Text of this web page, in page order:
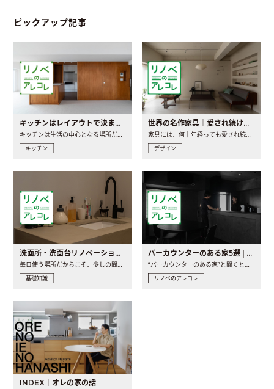
ピックアップ記事
キッチンはレイアウトで決まる。後悔しないための考え方と選び方
キッチンは生活の中心となる場所だからこそ、家の中のどこに置..
キッチン
世界の名作家具｜愛され続ける理由と一生モノとの出会い方
家具には、何十年経っても愛され続ける「名作」と呼ばれるもの..
デザイン
洗面所・洗面台リノベーションの事例と間取りアイデア
基礎知識
バーカウンターのある家5選 | 日常に馴染む“距離の近い”キッチンとは
リノベのアレコレ
INDEX｜オレの家の話